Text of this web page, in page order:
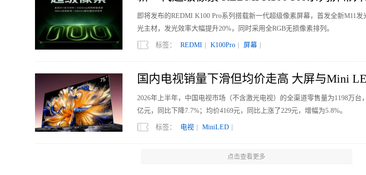
即将发布的REDMI K100 Pro系列搭载新一代超级像素屏幕，首发全新M11
光主材，发光效率大幅提升20%，同时采用全RGB无损像素排列。
标签： REDMI K100Pro 屏幕
国内电视销量下滑但均价走高 大屏与Mini
2026年上半年，中国电视市场（不含激光电视）的全渠道零售量为1198万台
亿元，同比下降7.7%；均价4169元，同比上涨了229元，增幅为5.8%。
标签： 电视 MiniLED
「追求源于热爱」公司将举行创业发布会 原
点击查看更多